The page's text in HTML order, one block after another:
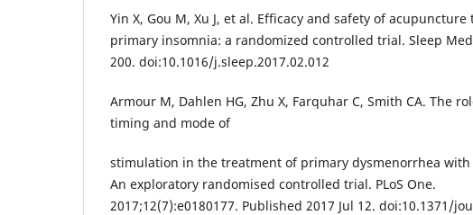
Yin X, Gou M, Xu J, et al. Efficacy and safety of
primary insomnia: a randomized controlled trial. Sleep
200. doi:10.1016/j.sleep.2017.02.012
Armour M, Dahlen HG, Zhu X, Farquhar C, Smith CA. The
timing and mode of
stimulation in the treatment of primary dysmenorrhea
An exploratory randomised controlled trial. PLoS One.
2017;12(7):e0180177. Published 2017 Jul 12. doi:10.1371/